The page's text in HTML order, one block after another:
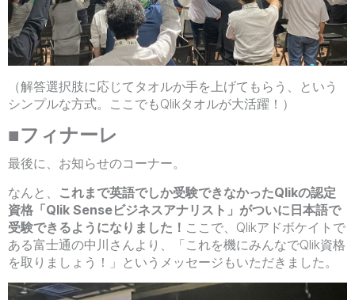
（解答選択肢に応じてタオルか手を上げてもらう、という
シンプルな方式。ここでもQlikタオルが大活躍！）
■フィナーレ
最後に、お知らせのコーナー。
なんと、 これまで英語でしか受験できなかったQlikの認定
資格「Qlik Senseビジネスアナリスト」がついに日本語で
受験できるようになりました！ ここで、Qlikアドボケイトで
ある富士通の中川さんより、「これを機にみんなでQlik資格
を取りましょう！」というメッセージもいただきました。